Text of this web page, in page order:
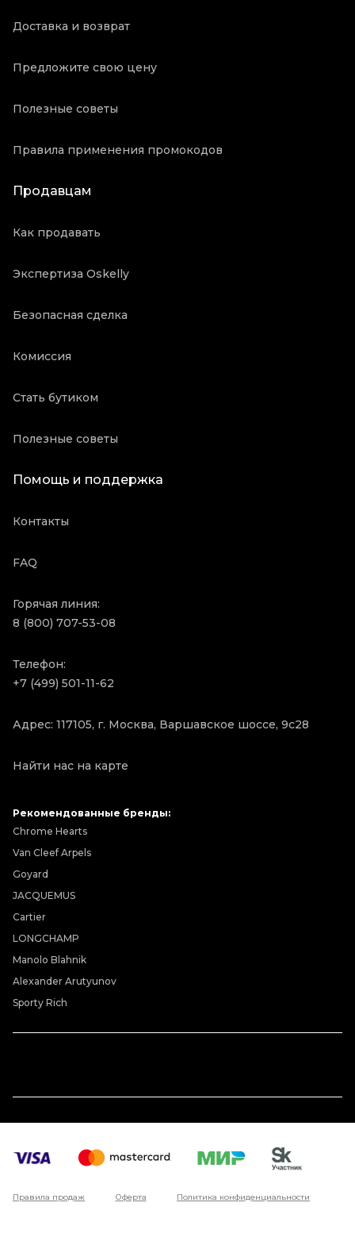
Доставка и возврат
Предложите свою цену
Полезные советы
Правила применения промокодов
Продавцам
Как продавать
Экспертиза Oskelly
Безопасная сделка
Комиссия
Стать бутиком
Полезные советы
Помощь и поддержка
Контакты
FAQ
Горячая линия:
8 (800) 707-53-08
Телефон:
+7 (499) 501-11-62
Адрес: 117105, г. Москва, Варшавское шоссе, 9с28
Найти нас на карте
Рекомендованные бренды:
Chrome Hearts
Van Cleef Arpels
Goyard
JACQUEMUS
Cartier
LONGCHAMP
Manolo Blahnik
Alexander Arutyunov
Sporty Rich
Правила продаж Оферта Политика конфиденциальности